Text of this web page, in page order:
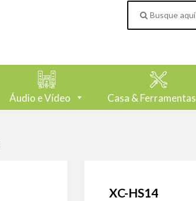
Áudio e Vídeo Casa & Ferramentas
XC-HS14